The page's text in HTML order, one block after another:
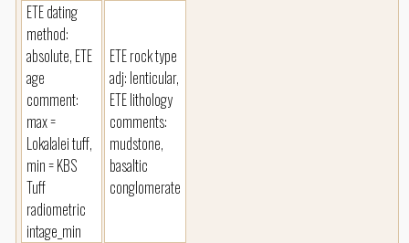
ETE dating
method:
absolute, ETE
age
comment:
max =
Lokalalei tuff,
min = KBS
Tuff
radiometric
intage_min
ETE rock type
adj: lenticular,
ETE lithology
comments:
mudstone,
basaltic
conglomerate